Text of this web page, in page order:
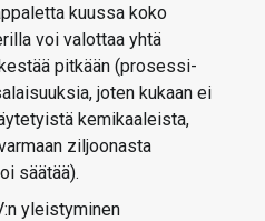
kuussa koko
voi valottaa yhtä
pitkään (prosessi-
joten kukaan ei
kemikaaleista,
ziljoonasta
säätää).
yleistyminen